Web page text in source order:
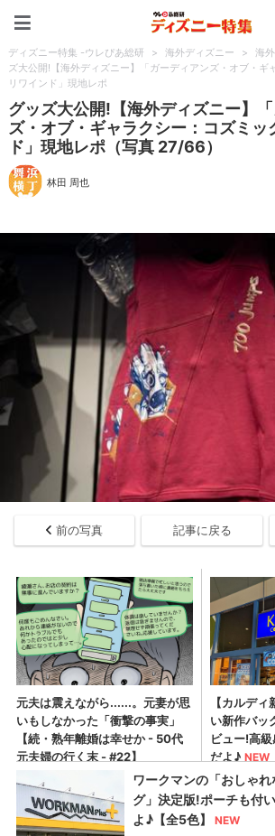
ディズニー特集 -ウレぴあ総研 > 海外ディズニー > 海
ズ大公開!【海外ディズニー】「ガーディアンズ・オブ・ギ
リワインド」現地レポ
グッズ大公開!【海外ディズニー】
ズ・オブ・ギャラクシー：コズミッ
ド」現地レポ（写真 27/66）
林田 周也
前の写真 記事に戻る